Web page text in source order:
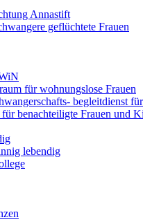
Annastift
geflüchtete Frauen
für wohnungslose Frauen
begleitdienst
für benachteiligte Frauen und
lebendig